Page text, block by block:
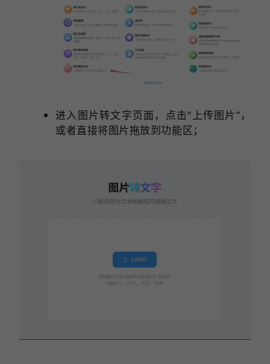
进入图片转文字页面，点击“上传图片”，
或者直接将图片拖放到功能区；